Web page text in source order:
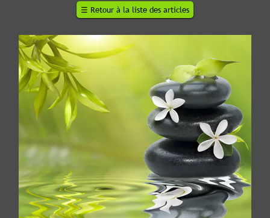
☰ Retour à la liste des articles